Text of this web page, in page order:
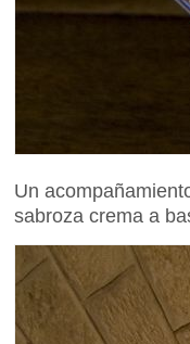
Un
sabroza crema a